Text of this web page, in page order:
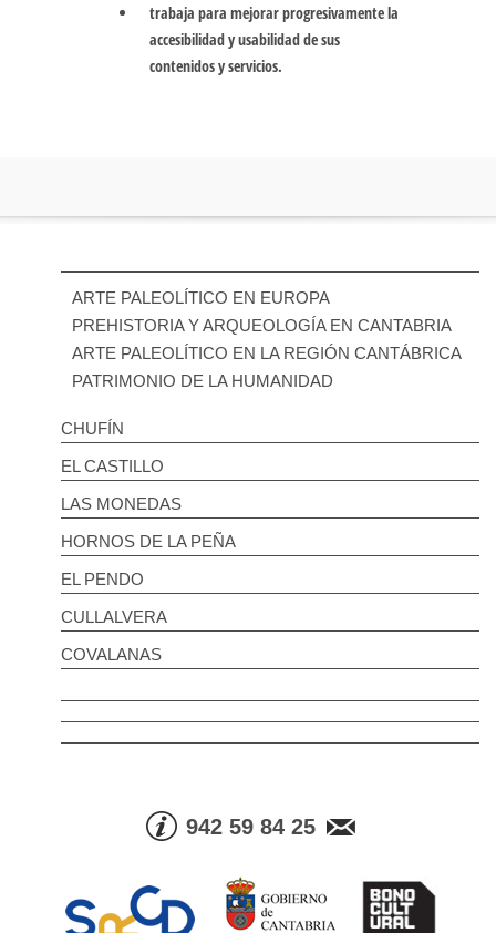
trabaja para mejorar progresivamente la
accesibilidad y usabilidad de sus
contenidos y servicios.
ARTE PALEOLÍTICO EN EUROPA
PREHISTORIA Y ARQUEOLOGÍA EN CANTABRIA
ARTE PALEOLÍTICO EN LA REGIÓN CANTÁBRICA
PATRIMONIO DE LA HUMANIDAD
CHUFÍN
EL CASTILLO
LAS MONEDAS
HORNOS DE LA PEÑA
EL PENDO
CULLALVERA
COVALANAS
942 59 84 25